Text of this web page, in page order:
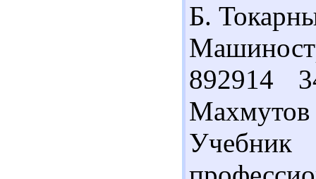
Б.
892914
Учебник